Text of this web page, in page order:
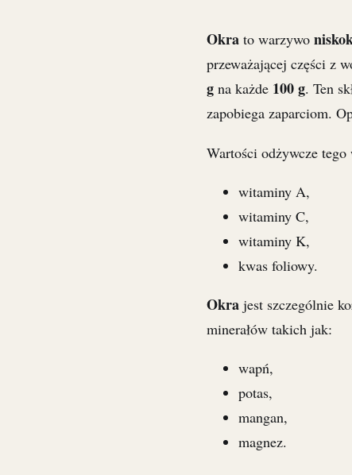
Okrato warzywo
przeważającej części z
gna każde 100 g. Ten
zapobiega zaparciom.
Wartości odżywcze
witaminy A,
witaminy C,
witaminy K,
kwas foliowy.
Okrajest szczególnie
minerałów takich jak:
wapń,
potas,
mangan,
magnez.